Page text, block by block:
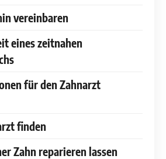
vereinbaren
eines zeitnahen
für den Zahnarzt
finden
Zahn reparieren lassen